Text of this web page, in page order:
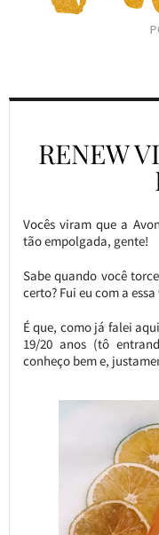
RENEW
Vocês viram que a
tão empolgada, gente!
Sabe quando você
certo? Fui eu com a
É que, como já falei
19/20 anos (tô
conheço bem e,